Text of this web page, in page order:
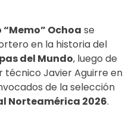
Ochoa se
en la historia del
del Mundo, luego de
técnico Javier Aguirre en
de la selección
Norteamérica 2026.